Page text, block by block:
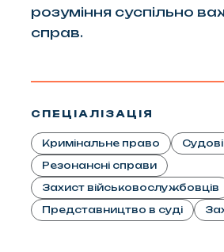
розуміння суспільно
справ.
СПЕЦІАЛІЗАЦІЯ
Кримінальне право
Резонансні справи
Захист військовослужбовців
Представництво в суді